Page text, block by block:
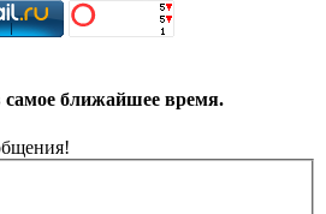
ближайшее время.